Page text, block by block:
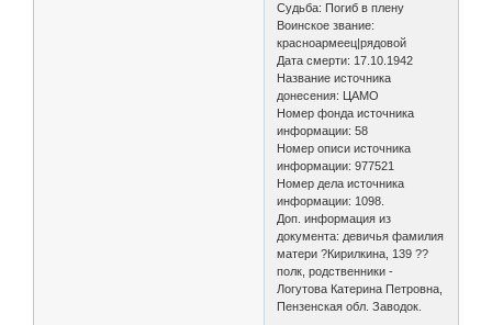
Судьба: Погиб в плену
Воинское звание:
красноармеец|рядовой
Дата смерти: 17.10.1942
Название источника
донесения: ЦАМО
Номер фонда источника
информации: 58
Номер описи источника
информации: 977521
Номер дела источника
информации: 1098.
Доп. информация из
документа: девичья фамилия
матери ?Кирилкина, 139 ??
полк, родственники -
Логутова Катерина Петровна,
Пензенская обл. Заводок.